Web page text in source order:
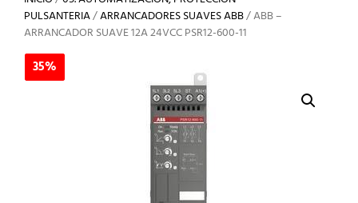
PULSANTERIA/ARRANCADORES SUAVES ABB/ ABB –
ARRANCADOR SUAVE 12A 24VCC PSR12-600-11
35%
35%